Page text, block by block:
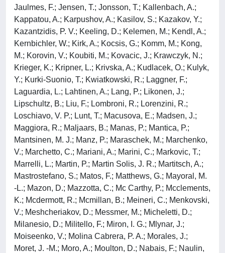
Jaulmes, F.; Jensen, T.; Jonsson, T.; Kallenbach, A.;
Kappatou, A.; Karpushov, A.; Kasilov, S.; Kazakov, Y.;
Kazantzidis, P. V.; Keeling, D.; Kelemen, M.; Kendl, A.;
Kernbichler, W.; Kirk, A.; Kocsis, G.; Komm, M.; Kong,
M.; Korovin, V.; Koubiti, M.; Kovacic, J.; Krawczyk, N.;
Krieger, K.; Kripner, L.; Krivska, A.; Kudlacek, O.; Kulyk,
Y.; Kurki-Suonio, T.; Kwiatkowski, R.; Laggner, F.;
Laguardia, L.; Lahtinen, A.; Lang, P.; Likonen, J.;
Lipschultz, B.; Liu, F.; Lombroni, R.; Lorenzini, R.;
Loschiavo, V. P.; Lunt, T.; Macusova, E.; Madsen, J.;
Maggiora, R.; Maljaars, B.; Manas, P.; Mantica, P.;
Mantsinen, M. J.; Manz, P.; Maraschek, M.; Marchenko,
V.; Marchetto, C.; Mariani, A.; Marini, C.; Markovic, T.;
Marrelli, L.; Martin, P.; Martin Solis, J. R.; Martitsch, A.;
Mastrostefano, S.; Matos, F.; Matthews, G.; Mayoral, M.
-L.; Mazon, D.; Mazzotta, C.; Mc Carthy, P.; Mcclements,
K.; Mcdermott, R.; Mcmillan, B.; Meineri, C.; Menkovski,
V.; Meshcheriakov, D.; Messmer, M.; Micheletti, D.;
Milanesio, D.; Militello, F.; Miron, I. G.; Mlynar, J.;
Moiseenko, V.; Molina Cabrera, P. A.; Morales, J.;
Moret, J. -M.; Moro, A.; Moulton, D.; Nabais, F.; Naulin,